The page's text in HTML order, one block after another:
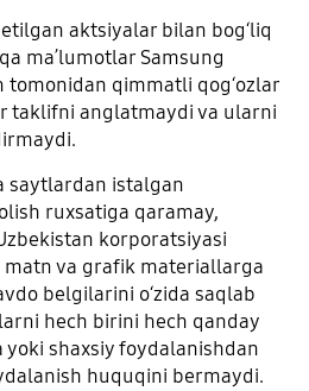
aktsiyalar bilan bogʻliq
maʼlumotlar Samsung
tomonidan qimmatli qogʻozlar
taklifni anglatmaydi va ularni
saytlardan istalgan
ruxsatiga qaramay,
korporatsiyasi
va grafik materiallarga
belgilarini oʻzida saqlab
hech birini hech qanday
yoki shaxsiy foydalanishdan
huquqini bermaydi.